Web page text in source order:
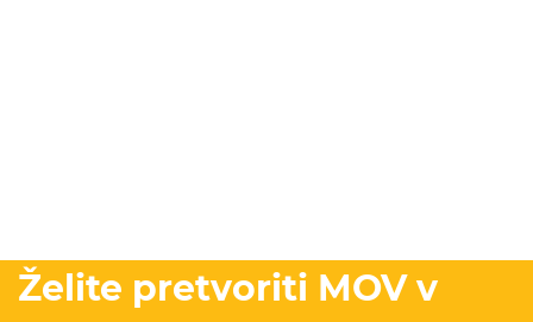
Želite pretvoriti MOV v